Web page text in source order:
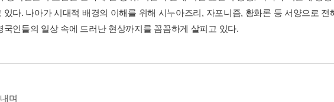
있다. 나아가 시대적 배경의 이해를 위해 시누아즈리, 자포니즘, 황화론 등 서양으로 전
국인들의 일상 속에 드러난 현상까지를 꼼꼼하게 살피고 있다.
며